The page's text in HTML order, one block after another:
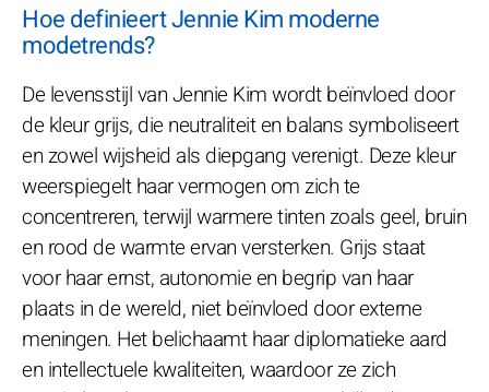
Hoe definieert Jennie Kim moderne
modetrends?
De levensstijl van Jennie Kim wordt beïnvloed door
de kleur grijs, die neutraliteit en balans symboliseert
en zowel wijsheid als diepgang verenigt. Deze kleur
weerspiegelt haar vermogen om zich te
concentreren, terwijl warmere tinten zoals geel, bruin
en rood de warmte ervan versterken. Grijs staat
voor haar ernst, autonomie en begrip van haar
plaats in de wereld, niet beïnvloed door externe
meningen. Het belichaamt haar diplomatieke aard
en intellectuele kwaliteiten, waardoor ze zich